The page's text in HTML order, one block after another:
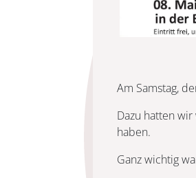
Am Samstag,
Dazu hatten
haben.
Ganz wichtig